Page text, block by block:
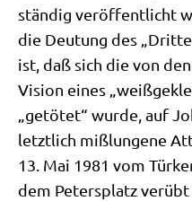
stän­dig ver­öf­fent­licht
die Deu­tung des
ist, daß sich die von
Visi­on eines
„getö­tet“ wur­de, auf
letzt­lich miß­lun­ge­ne
13. Mai 1981 vom
dem Peters­platz